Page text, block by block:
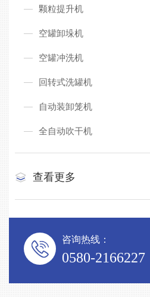
颗粒提升机
空罐卸垛机
空罐冲洗机
回转式洗罐机
自动装卸笼机
全自动吹干机
查看更多
咨询热线：
0580-2166227